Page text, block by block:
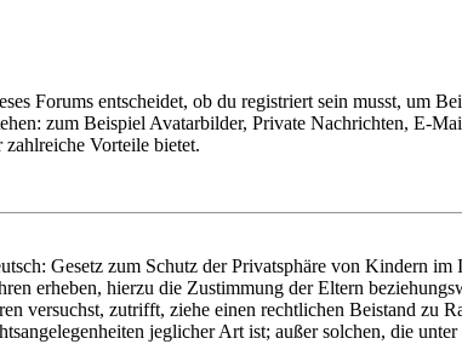
Forums entscheidet, ob du registriert sein musst, um
zum Beispiel Avatarbilder, Private Nachrichten, E-
Vorteile bietet.
Gesetz zum Schutz der Privatsphäre von Kindern
erheben, hierzu die Zustimmung der Eltern
versuchst, zutrifft, ziehe einen rechtlichen Beistand zu
jeglicher Art ist; außer solchen, die